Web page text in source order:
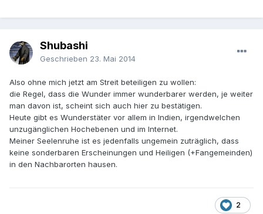
Shubashi
Geschrieben 23. Mai 2014
Also ohne mich jetzt am Streit beteiligen zu wollen:
die Regel, dass die Wunder immer wunderbarer werden, je weiter
man davon ist, scheint sich auch hier zu bestätigen.
Heute gibt es Wunderstäter vor allem in Indien, irgendwelchen
unzugänglichen Hochebenen und im Internet.
Meiner Seelenruhe ist es jedenfalls ungemein zuträglich, dass
keine sonderbaren Erscheinungen und Heiligen (+Fangemeinden)
in den Nachbarorten hausen.
2